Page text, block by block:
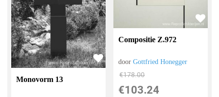
Monovorm 13
Compositie Z.972
doorGottfried Honegger
€178.00
€103.24